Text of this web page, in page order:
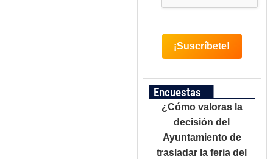
Encuestas
¿Cómo valoras la
decisión del
Ayuntamiento de
trasladar la feria del